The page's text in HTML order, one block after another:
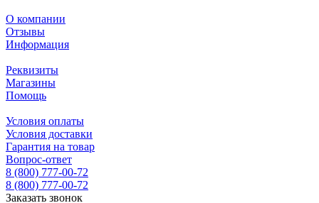
О компании
Отзывы
Информация
Реквизиты
Магазины
Помощь
Условия оплаты
Условия доставки
Гарантия на товар
Вопрос-ответ
8 (800) 777-00-72
8 (800) 777-00-72
Заказать звонок